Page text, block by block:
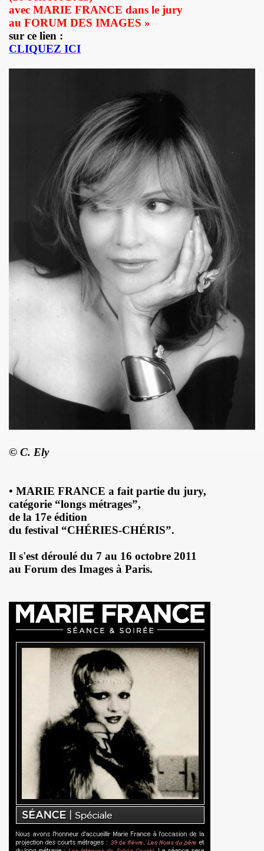
avec MARIE FRANCE dans le jury
au FORUM DES IMAGES »
sur ce lien :
CLIQUEZ ICI
© C. Ely
• MARIE FRANCE a fait partie du jury,
catégorie “longs métrages”,
de la 17e édition
du festival “CHÉRIES-CHÉRIS”.
Il s'est déroulé du 7 au 16 octobre 2011
au Forum des Images à Paris.
1977 a 1983.
fanzine L ORDONNANCE (2004).
: concerts, spectacles, expositions, cabaret, etc.
"AJASPHERE" le 28 octobre 2025 au Petit Bain (75013
"OK KO" le 16 octobre 2025 au Zenith (Paris) : chronique
UNKNOWN" le 27 septembre 2025 a Gouvieux (60) :
"AJASPHERE" le 30 août 2025 en la chapelle Reille
"I DIG THAT BOP" le 28 juin 2025 a Louvres (95) :
le 24 juin 2025, terre plein central du boulevard
ALMOSNINO a la guitare) le 21 juin 2025 devant le bar
"AJASPHERE" dans la nuit du 20 au 21 juin 2025 en l
a DANIEL DARC le 19 juin 2025, rue Charles
UNKNOWN" (2024, corealise par Les Spunyboys et
(2025) d'YZOULA : chronique detaillee.
"AJASPHERE" le 15 mai 2025 au Badaboum (Paris) :
ET LE DRAGON ALL STARS + CATASTROPHE
ADRIAN, concert litteraire "Hotel Roma" le 4 avril
2024" le 21 mars 2025 a La Cigale (Paris) : chronique
(2024) de VIKTOR HUGANET : chronique detaillee.
DAUGA : chronique detaillee.
+ LES ROYAL FLUSH le 22 juin 2024 a La
au Tamanoir de Gennevilliers, a Fontenay-sous-
le 23 novembre 2024 a la Boule noire (Paris) :
en tete daffiche "AJASPHERE vol. II" le 18 novembre
avec seance de dedicaces de MARLON
THOURY en power rock n roll trio le 4 octobre 2024 a
conference de PATRICK "Ki-ox" CARDE (guitariste